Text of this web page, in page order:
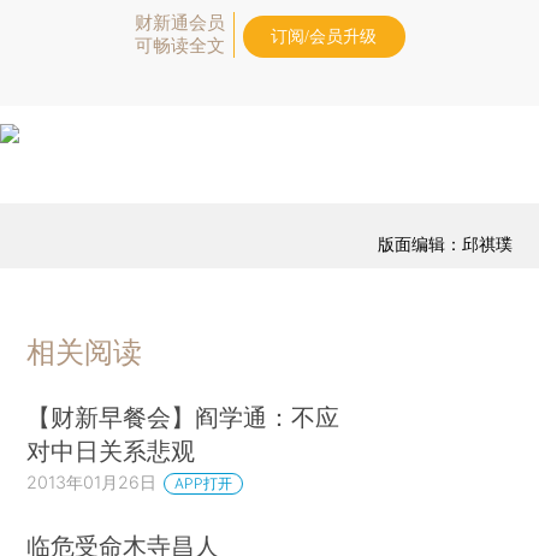
财新通会员
可畅读全文
订阅/会员升级
版面编辑：邱祺璞
相关阅读
【财新早餐会】阎学通：不应
对中日关系悲观
2013年01月26日 APP打开
临危受命木寺昌人